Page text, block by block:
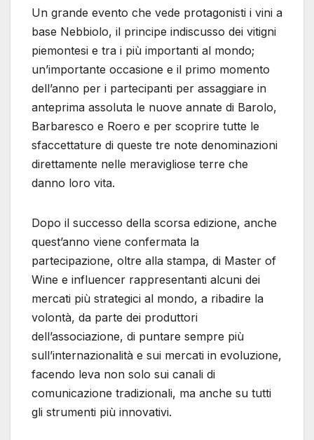
Un grande evento che vede protagonisti i vini a
base Nebbiolo, il principe indiscusso dei vitigni
piemontesi e tra i più importanti al mondo;
un’importante occasione e il primo momento
dell’anno per i partecipanti per assaggiare in
anteprima assoluta le nuove annate di Barolo,
Barbaresco e Roero e per scoprire tutte le
sfaccettature di queste tre note denominazioni
direttamente nelle meravigliose terre che
danno loro vita.
Dopo il successo della scorsa edizione, anche
quest’anno viene confermata la
partecipazione, oltre alla stampa, di Master of
Wine e influencer rappresentanti alcuni dei
mercati più strategici al mondo, a ribadire la
volontà, da parte dei produttori
dell’associazione, di puntare sempre più
sull’internazionalità e sui mercati in evoluzione,
facendo leva non solo sui canali di
comunicazione tradizionali, ma anche su tutti
gli strumenti più innovativi.